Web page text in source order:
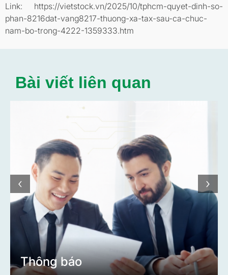
Link: https://vietstock.vn/2025/10/tphcm-quyet-dinh-so-
phan-8216dat-vang8217-thuong-xa-tax-sau-ca-chuc-
nam-bo-trong-4222-1359333.htm
Bài viết liên quan
Thông báo
‹ ›